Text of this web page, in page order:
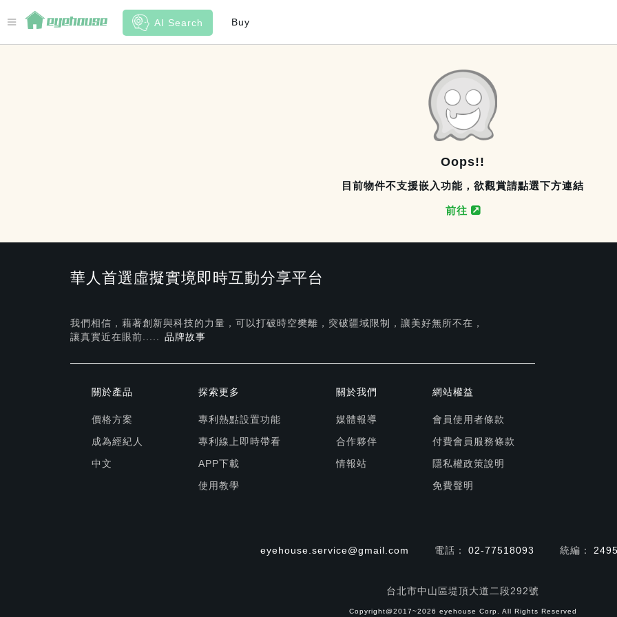
AI Search Buy
Oops!!
目前物件不支援嵌入功能，欲觀賞請點選下方連結
前往
華人首選虛擬實境即時互動分享平台
我們相信，藉著創新與科技的力量，可以打破時空樊離，突破疆域限制，讓美好無所不在，
讓真實近在眼前.....
品牌故事
關於產品
價格方案
成為經紀人
中文
探索更多
專利熱點設置功能
專利線上即時帶看
APP下載
使用教學
關於我們
媒體報導
合作夥伴
情報站
網站權益
會員使用者條款
付費會員服務條款
隱私權政策說明
免費聲明
eyehouse.service@gmail.com 電話： 02-77518093 統編：
台北市中山區堤頂大道二段292號
Copyright@2017~2026 eyehouse Corp. All Rights Reserved